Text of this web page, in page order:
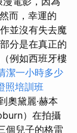
然而，幸運的
並沒有失去魔
分是在真正的
例如西班牙樓
潔一小時多少
照培訓班
奧黛麗·赫本
）在拍攝
個兒子的格雷